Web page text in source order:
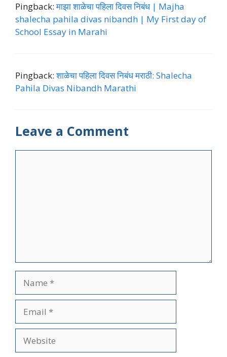
Pingback:माझा शाळेचा पहिला दिवस निबंध | Majha
shalecha pahila divas nibandh | My First day of
School Essay in Marahi
Pingback:शाळेचा पहिला दिवस निबंध मराठी: Shalecha
Pahila Divas Nibandh Marathi
Leave a Comment